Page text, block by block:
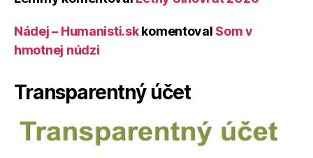
Nádej – Humanisti.skkomentoval Som v
hmotnej núdzi
Transparentný účet